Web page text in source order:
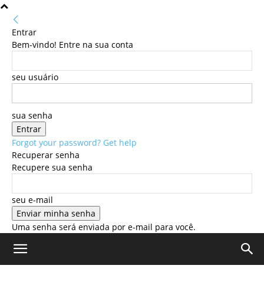
Entrar
Bem-vindo! Entre na sua conta
seu usuário
sua senha
Forgot your password? Get help
Recuperar senha
Recupere sua senha
seu e-mail
Uma senha será enviada por e-mail para você.